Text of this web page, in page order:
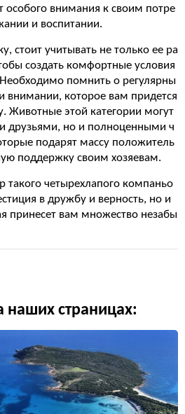
особого внимания к своим потре
и воспитании.
стоит учитывать не только ее ра
создать комфортные условия
помнить о регулярны
внимании, которое вам придется
Животные этой категории могут
друзьями, но и полноценными ч
подарят массу положитель
поддержку своим хозяевам.
такого четырехлапого компаньо
в дружбу и верность, но и
принесет вам множество незабы
наших страницах: